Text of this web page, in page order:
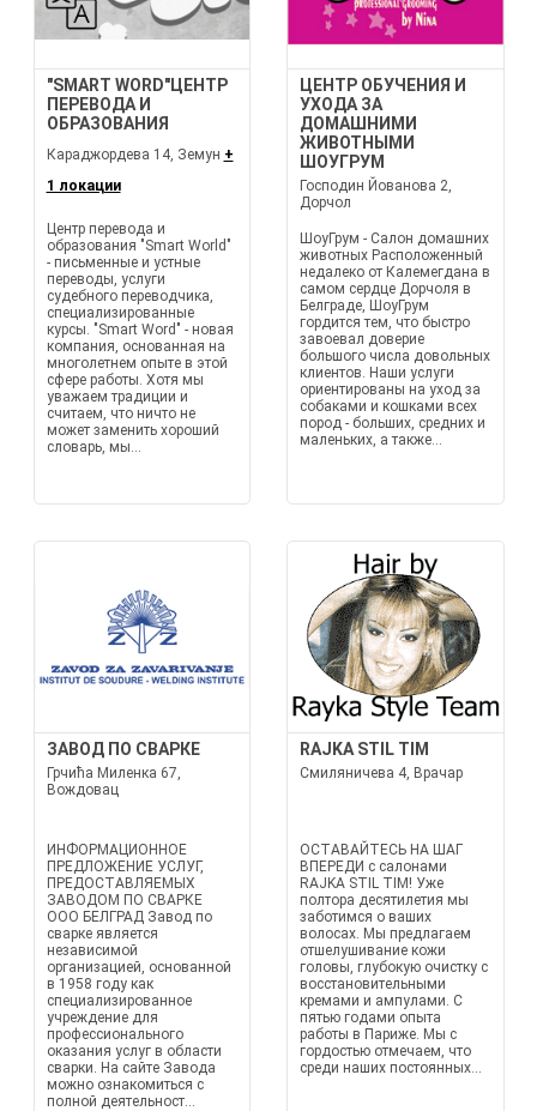
"SMART WORD"ЦЕНТР
ПЕРЕВОДА И
ОБРАЗОВАНИЯ
Караджордева 14, Земун +
1 локации
Центр перевода и
образования "Smart World"
- письменные и устные
переводы, услуги
судебного переводчика,
специализированные
курсы. "Smart Word" - новая
компания, основанная на
многолетнем опыте в этой
сфере работы. Хотя мы
уважаем традиции и
считаем, что ничто не
может заменить хороший
словарь, мы...
ЦЕНТР ОБУЧЕНИЯ И
УХОДА ЗА
ДОМАШНИМИ
ЖИВОТНЫМИ
ШОУГРУМ
Господин Йованова 2,
Дорчол
ШоуГрум - Салон домашних
животных Расположенный
недалеко от Калемегдана в
самом сердце Дорчоля в
Белграде, ШоуГрум
гордится тем, что быстро
завоевал доверие
большого числа довольных
клиентов. Наши услуги
ориентированы на уход за
собаками и кошками всех
пород - больших, средних и
маленьких, а также...
ЗАВОД ПО СВАРКЕ
Грчића Миленка 67,
Вождовац
ИНФОРМАЦИОННОЕ
ПРЕДЛОЖЕНИЕ УСЛУГ,
ПРЕДОСТАВЛЯЕМЫХ
ЗАВОДОМ ПО СВАРКЕ
ООО БЕЛГРАД Завод по
сварке является
независимой
организацией, основанной
в 1958 году как
специализированное
учреждение для
профессионального
оказания услуг в области
сварки. На сайте Завода
можно ознакомиться с
полной деятельност...
RAJKA STIL TIM
Смиляничева 4, Врачар
ОСТАВАЙТЕСЬ НА ШАГ
ВПЕРЕДИ с салонами
RAJKA STIL TIM! Уже
полтора десятилетия мы
заботимся о ваших
волосах. Мы предлагаем
отшелушивание кожи
головы, глубокую очистку с
восстановительными
кремами и ампулами. С
пятью годами опыта
работы в Париже. Мы с
гордостью отмечаем, что
среди наших постоянных...